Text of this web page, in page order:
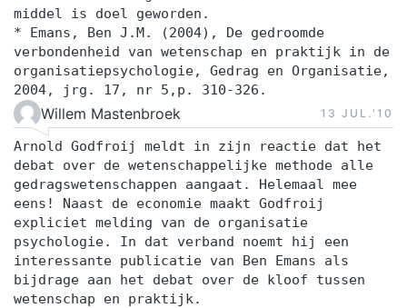
middel is doel geworden.
* Emans, Ben J.M. (2004), De gedroomde
verbondenheid van wetenschap en praktijk in de
organisatiepsychologie, Gedrag en Organisatie,
2004, jrg. 17, nr 5,p. 310-326.
Willem Mastenbroek 13 JUL.‘10
Arnold Godfroij meldt in zijn reactie dat het
debat over de wetenschappelijke methode alle
gedragswetenschappen aangaat. Helemaal mee
eens! Naast de economie maakt Godfroij
expliciet melding van de organisatie
psychologie. In dat verband noemt hij een
interessante publicatie van Ben Emans als
bijdrage aan het debat over de kloof tussen
wetenschap en praktijk.